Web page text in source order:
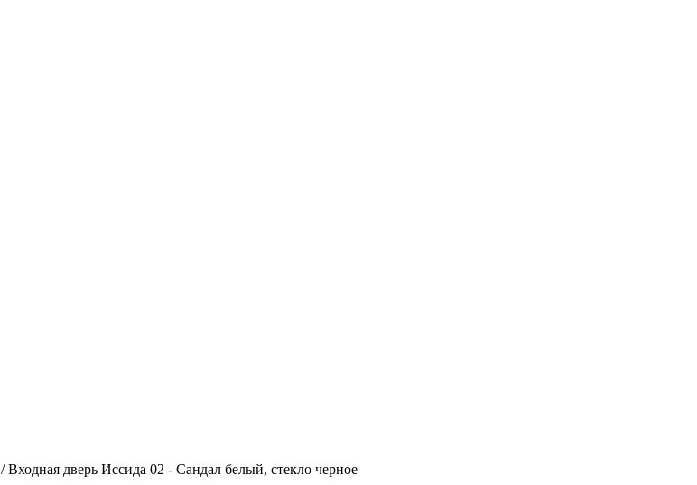
/ Входная дверь Иссида 02 - Сандал белый, стекло черное